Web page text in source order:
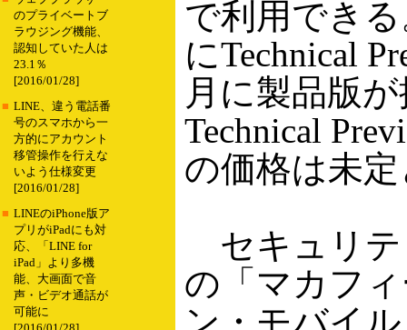
のプライベートブ
ラウジング機能、
認知していた人は
23.1％
[2016/01/28]
■ LINE、違う電話番
号のスマホから一
方的にアカウント
移管操作を行えな
いよう仕様変更
[2016/01/28]
■ LINEのiPhone版ア
プリがiPadにも対
応、「LINE for
iPad」より多機
能、大画面で音
声・ビデオ通話が
可能に
で利用できる
にTechnical
月に製品版
Technical
の価格は未
セキュリテ
の「マカフ
ン・モバイ